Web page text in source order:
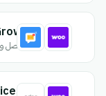
اتصل